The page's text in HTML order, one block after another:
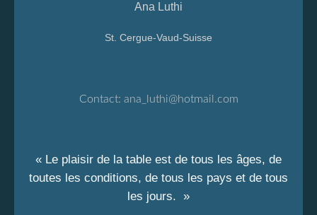
Ana Luthi
St. Cergue-Vaud-Suisse
Contact: ana_luthi@hotmail.com
« Le plaisir de la table est de tous les âges, de
toutes les conditions, de tous les pays et de tous
les jours. »